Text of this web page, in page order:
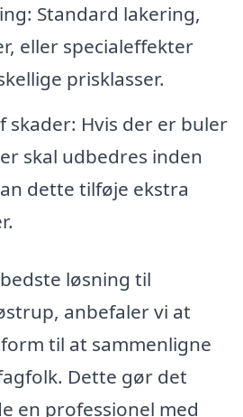
Standard lakering,
eller specialeffekter
prisklasser.
skader: Hvis der er buler
skal udbedres inden
dette tilføje ekstra
løsning til
anbefaler vi at
til at sammenligne
Dette gør det
en professionel med